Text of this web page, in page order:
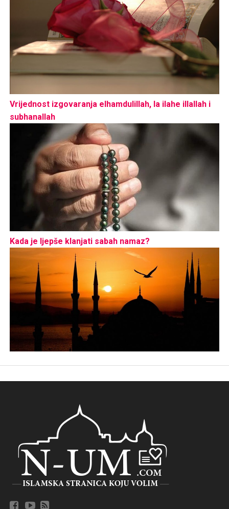
Vrijednost izgovaranja elhamdulillah, la ilahe illallah i
subhanallah
Kada je ljepše klanjati sabah namaz?